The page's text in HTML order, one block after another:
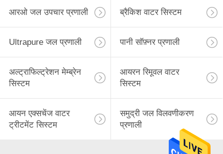
आरओ जल उपचार प्रणाली ब्रैकिश वाटर सिस्टम
Ultrapure जल प्रणाली पानी सॉफ़्नर प्रणाली
अल्ट्राफिल्ट्रेशन मेम्ब्रेन
सिस्टम
आयरन रिमूवल वाटर
सिस्टम
आयन एक्सचेंज वाटर
ट्रीटमेंट सिस्टम
समुद्री जल विलवणीकरण
प्रणाली